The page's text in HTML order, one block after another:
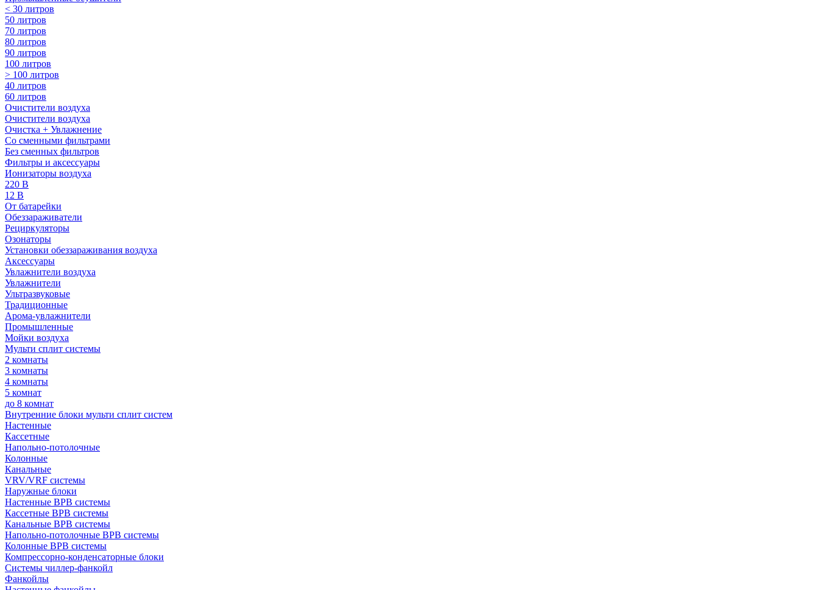
< 30 литров
50 литров
70 литров
80 литров
90 литров
100 литров
> 100 литров
40 литров
60 литров
Очистители воздуха
Очистители воздуха
Очистка + Увлажнение
Cо сменными фильтрами
Без сменных фильтров
Фильтры и аксессуары
Ионизаторы воздуха
220 В
12 В
От батарейки
Обеззараживатели
Рециркуляторы
Озонаторы
Установки обеззараживания воздуха
Аксессуары
Увлажнители воздуха
Увлажнители
Ультразвуковые
Традиционные
Арома-увлажнители
Промышленные
Мойки воздуха
Мульти сплит системы
2 комнаты
3 комнаты
4 комнаты
5 комнат
до 8 комнат
Внутренние блоки мульти сплит систем
Настенные
Кассетные
Напольно-потолочные
Колонные
Канальные
VRV/VRF системы
Наружные блоки
Настенные ВРВ системы
Кассетные ВРВ системы
Канальные ВРВ системы
Напольно-потолочные ВРВ системы
Колонные ВРВ системы
Компрессорно-конденсаторные блоки
Системы чиллер-фанкойл
Фанкойлы